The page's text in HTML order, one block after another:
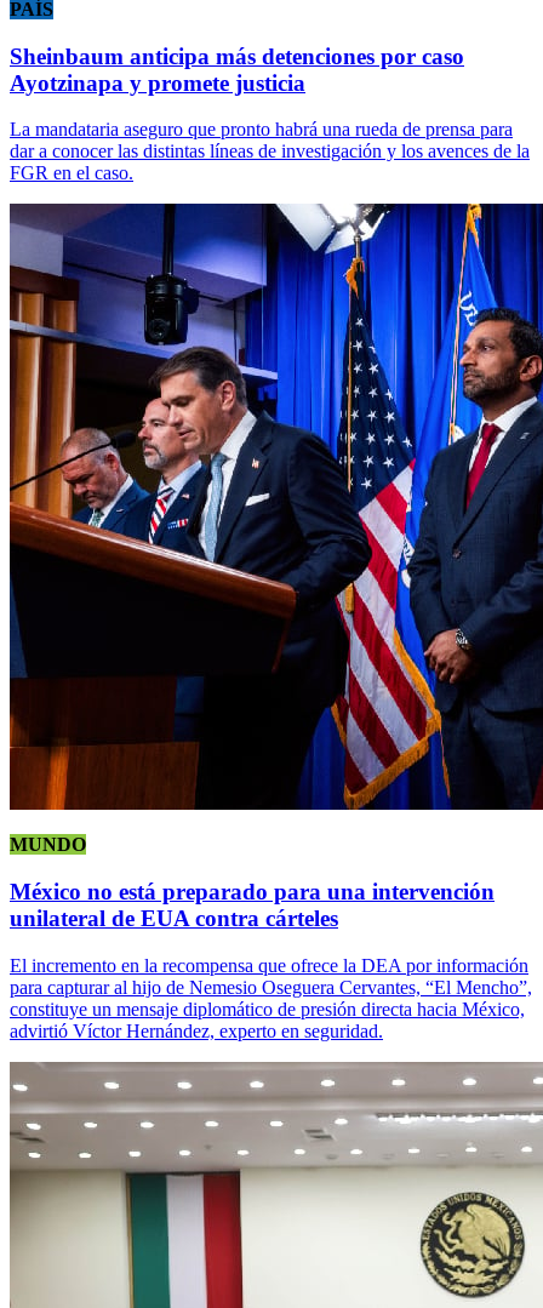
PAÍS
Sheinbaum anticipa más detenciones por caso
Ayotzinapa y promete justicia
La mandataria aseguro que pronto habrá una rueda de prensa para
dar a conocer las distintas líneas de investigación y los avences de la
FGR en el caso.
MUNDO
México no está preparado para una intervención
unilateral de EUA contra cárteles
El incremento en la recompensa que ofrece la DEA por información
para capturar al hijo de Nemesio Oseguera Cervantes, “El Mencho”,
constituye un mensaje diplomático de presión directa hacia México,
advirtió Víctor Hernández, experto en seguridad.